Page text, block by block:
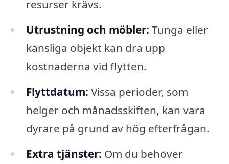
resurser krävs.
Utrustning och möbler: Tunga eller
känsliga objekt kan dra upp
kostnaderna vid flytten.
Flyttdatum: Vissa perioder, som
helger och månadsskiften, kan vara
dyrare på grund av hög efterfrågan.
Extra tjänster: Om du behöver